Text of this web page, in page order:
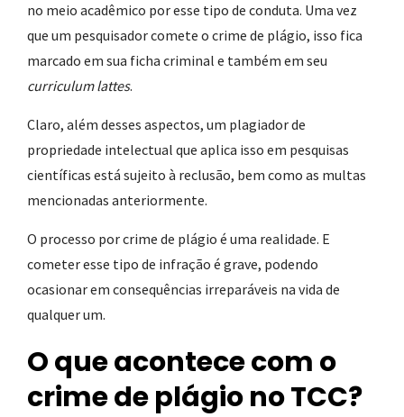
no meio acadêmico por esse tipo de conduta. Uma vez
que um pesquisador comete o crime de plágio, isso fica
marcado em sua ficha criminal e também em seu
curriculum lattes.
Claro, além desses aspectos, um plagiador de
propriedade intelectual que aplica isso em pesquisas
científicas está sujeito à reclusão, bem como as multas
mencionadas anteriormente.
O processo por crime de plágio é uma realidade. E
cometer esse tipo de infração é grave, podendo
ocasionar em consequências irreparáveis na vida de
qualquer um.
O que acontece com o
crime de plágio no TCC?